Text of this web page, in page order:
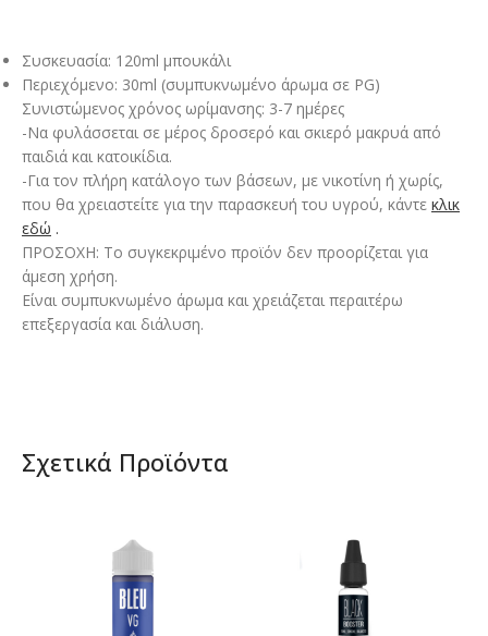
Συσκευασία: 120ml μπουκάλι
Περιεχόμενο: 30ml (συμπυκνωμένο άρωμα σε PG)
Συνιστώμενος χρόνος ωρίμανσης: 3-7 ημέρες
-Να φυλάσσεται σε μέρος δροσερό και σκιερό μακρυά από
παιδιά και κατοικίδια.
-Για τον πλήρη κατάλογο των βάσεων, με νικοτίνη ή χωρίς,
που θα χρειαστείτε για την παρασκευή του υγρού, κάντε κλικ
εδώ .
ΠΡΟΣΟΧΗ: Το συγκεκριμένο προϊόν δεν προορίζεται για
άμεση χρήση.
Είναι συμπυκνωμένο άρωμα και χρειάζεται περαιτέρω
επεξεργασία και διάλυση.
Σχετικά Προϊόντα